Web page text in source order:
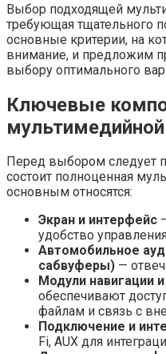
Выбор подходящей
требующая тщательного
основные критерии, на
внимание, и предложим
выбору оптимального
Ключевые
Перед выбором следует
состоит полноценная
основным относятся:
Экран и интерфейс
удобство
Автомобильное
сабвуферы) —
Модули навигации
обеспечивают
файлам и связь с
Подключение и
Fi, AUX для